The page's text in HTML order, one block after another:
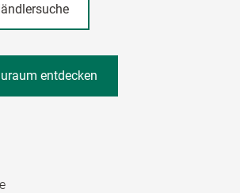
entdecken